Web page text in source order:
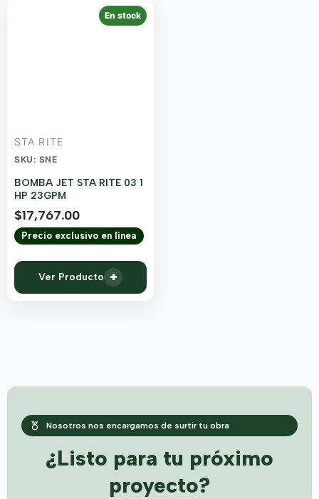
En stock
STA RITE
SKU: SNE
BOMBA JET STA RITE 03 1
HP 23GPM
$17,767.00
Precio exclusivo en línea
Ver Producto +
Nosotros nos encargamos de surtir tu obra
¿Listo para tu próximo
proyecto?